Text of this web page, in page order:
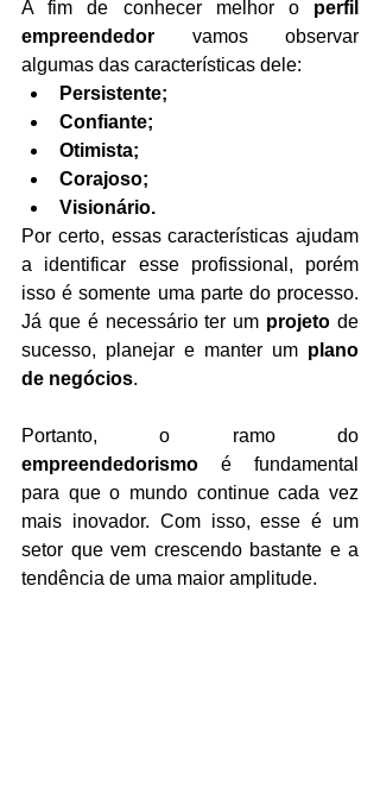
A fim de conhecer melhor o perfil
empreendedor vamos observar
algumas das características dele:
Persistente;
Confiante;
Otimista;
Corajoso;
Visionário.
Por certo, essas características ajudam
a identificar esse profissional, porém
isso é somente uma parte do processo.
Já que é necessário ter um projeto de
sucesso, planejar e manter um plano
de negócios.
empreendedorismo é fundamental
para que o mundo continue cada vez
mais inovador. Com isso, esse é um
setor que vem crescendo bastante e a
tendência de uma maior amplitude.